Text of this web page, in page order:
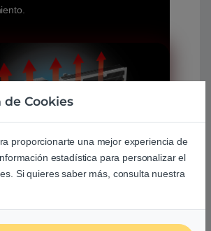
Cookies
proporcionarte una mejor experiencia de
estadística para personalizar el
Si quieres saber más, consulta nuestra